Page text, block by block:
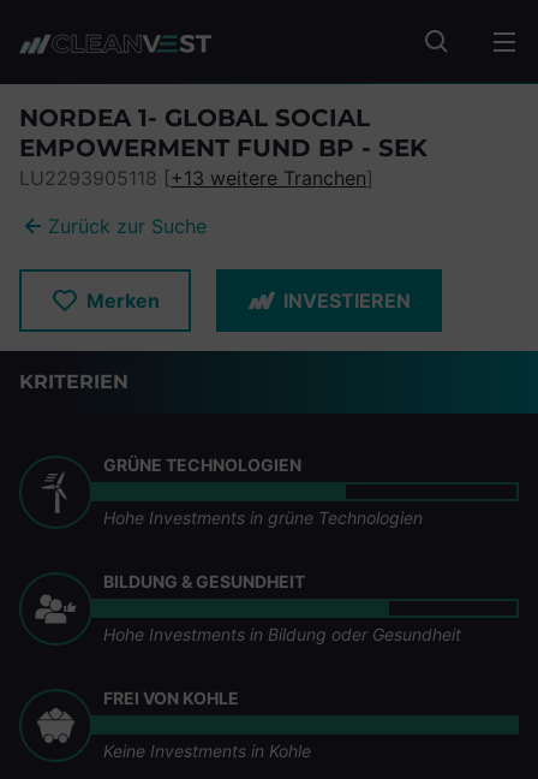
Fonds
NORDEA 1- GLOBAL SOCIAL
EMPOWERMENT FUND BP - SEK
LU2293905118 [+13 weitere Tranchen]
Zurück zur Suche
Merken INVESTIEREN
KRITERIEN
GRÜNE TECHNOLOGIEN
Hohe Investments in grüne Technologien
BILDUNG & GESUNDHEIT
Hohe Investments in Bildung oder Gesundheit
FREI VON KOHLE
Keine Investments in Kohle